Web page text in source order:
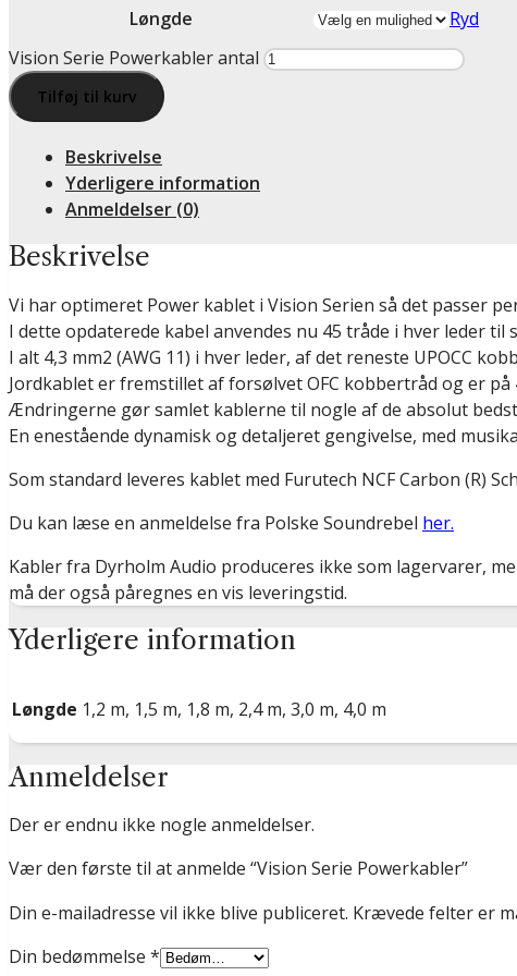
Løngde
Ryd
Vision Serie Powerkabler antal
Tilføj til kurv
Beskrivelse
Yderligere information
Anmeldelser (0)
Beskrivelse
Vi har optimeret Power kablet i Vision Serien så det passer
I dette opdaterede kabel anvendes nu 45 tråde i hver leder til
I alt 4,3 mm2 (AWG 11) i hver leder, af det reneste UPOCC
Jordkablet er fremstillet af forsølvet OFC kobbertråd og er på
Ændringerne gør samlet kablerne til nogle af de absolut
En enestående dynamisk og detaljeret gengivelse, med
Som standard leveres kablet med Furutech NCF Carbon (R)
Du kan læse en anmeldelse fra Polske Soundrebel her.
Kabler fra Dyrholm Audio produceres ikke som lagervarer,
må der også påregnes en vis leveringstid.
Yderligere information
Løngde 1,2 m, 1,5 m, 1,8 m, 2,4 m, 3,0 m, 4,0 m
Anmeldelser
Der er endnu ikke nogle anmeldelser.
Vær den første til at anmelde “Vision Serie Powerkabler”
Din e-mailadresse vil ikke blive publiceret. Krævede felter er
Din bedømmelse *